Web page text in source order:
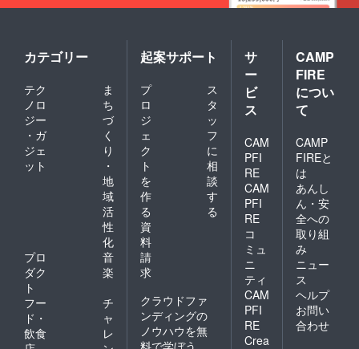
カテゴリー
テク
ノロ
ジー
・ガ
ジェ
ット
ま
ち
づ
く
り
・
地
域
活
性
化
プロ
ダク
ト
音
楽
フー
ド・
飲食
チ
ャ
レ
起案サポート
プ
ロ
ジ
ェ
ク
ト
を
作
る
ス
タ
ッ
フ
に
相
談
す
る
資
料
請
求
クラウドファ
ンディングの
ノウハウを無
料で学ぼう
サ
ー
ビ
ス
CAM
PFI
RE
CAM
PFI
RE
コ
ミュ
ニ
ティ
CAM
PFI
RE
Crea
CAMP
FIRE
につい
て
CAMP
FIREと
は
あんし
ん・安
全への
取り組
み
ニュー
ス
ヘルプ
お問い
合わせ